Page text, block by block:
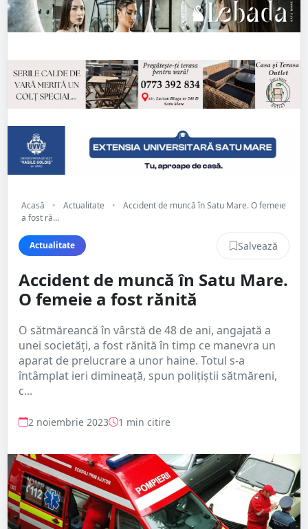
Acasă • Actualitate •
Accident de muncă în Satu Mare. O femeie
a fost ră...
Actualitate Salvează
Accident de muncă în Satu Mare.
O femeie a fost rănită
O sătmăreancă în vârstă de 48 de ani, angajată a
unei societăți, a fost rănită în timp ce manevra un
aparat de prelucrare a unor haine. Totul s-a
întâmplat ieri dimineață, spun polițiștii sătmăreni,
c...
2 noiembrie 2023 1 min citire